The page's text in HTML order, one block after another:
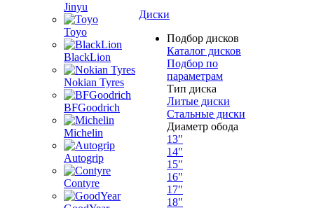
Jinyu
Toyo
BlackLion
Nokian Tyres
BFGoodrich
Michelin
Autogrip
Contyre
Диски
Подбор дисков
Каталог дисков
Подбор по
параметрам
Тип диска
Литые диски
Стальные диски
Диаметр обода
13"
14"
15"
16"
17"
18"